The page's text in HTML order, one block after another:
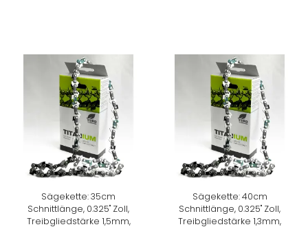
Sägekette: 35cm
Schnittlänge, 0.325" Zoll,
Treibgliedstärke 1,5mm,
Sägekette: 40cm
Schnittlänge, 0.325" Zoll,
Treibgliedstärke 1,3mm,